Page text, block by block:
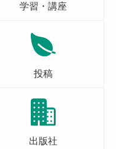
学習・講座
投稿
出版社